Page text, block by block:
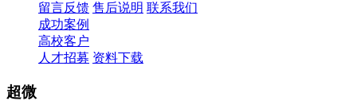
留言反馈 售后说明 联系我们
成功案例
高校客户
人才招募 资料下载
超微